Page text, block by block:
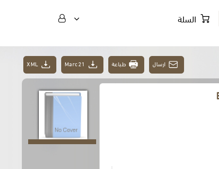
السلة
ارسال طباعة Marc21
XML